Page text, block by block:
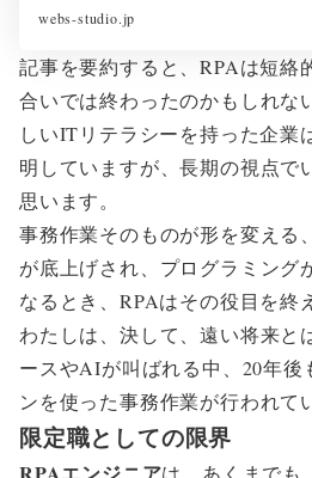
webs-studio.jp
記事を要約すると、RPAは短絡
合いでは終わったのかもしれな
しいITリテラシーを持った企業
明していますが、長期の視点で
思います。
事務作業そのものが形を変える
が底上げされ、プログラミング
なるとき、RPAはその役目を終
わたしは、決して、遠い将来と
ースやAIが叫ばれる中、20年後
ンを使った事務作業が行われて
限定職としての限界
RPAエンジニアは、あくまでも